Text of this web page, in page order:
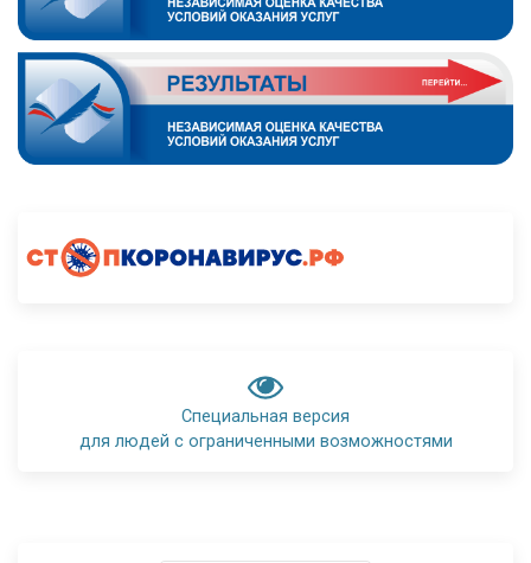
Специальная версия
для людей с ограниченными возможностями